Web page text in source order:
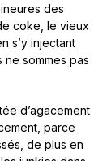
des
coke, le vieux
s’y injectant
sommes pas
d’agacement
parce
de plus en